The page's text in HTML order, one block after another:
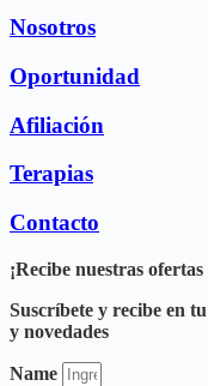
Nosotros
Oportunidad
Afiliación
Terapias
Contacto
¡Recibe nuestras
Suscríbete y recibe en
y novedades
Name